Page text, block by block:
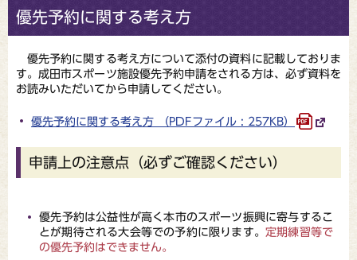
優先予約に関する考え方
優先予約に関する考え方について添付の資料に記載しておりま
す。成田市スポーツ施設優先予約申請をされる方は、必ず資料を
お読みいただいてから申請してください。
優先予約に関する考え方 （PDFファイル : 257KB）
申請上の注意点（必ずご確認ください）
優先予約は公益性が高く本市のスポーツ振興に寄与するこ
とが期待される大会等での予約に限ります。 定期練習等で
の優先予約はできません。